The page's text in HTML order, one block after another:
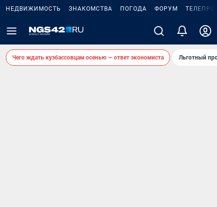
НЕДВИЖИМОСТЬ ЗНАКОМСТВА ПОГОДА ФОРУМ
Чего ждать кузбассовцам осенью — ответ экономиста Льготный